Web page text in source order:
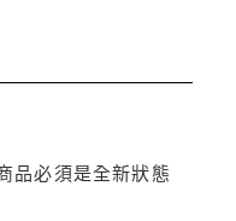
品必須是全新狀態